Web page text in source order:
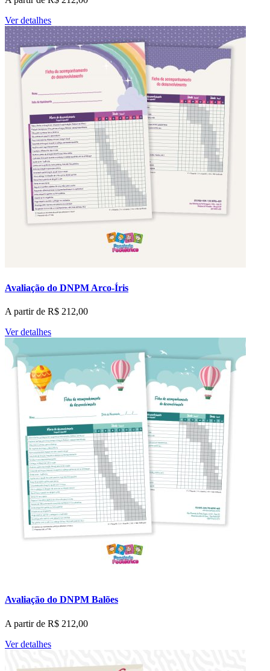
Ver detalhes
Avaliação do DNPM Arco-Íris
A partir de R$ 212,00
Ver detalhes
Avaliação do DNPM Balões
A partir de R$ 212,00
Ver detalhes